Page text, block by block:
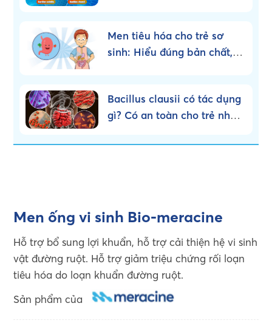
Men tiêu hóa cho trẻ sơ
sinh: Hiểu đúng bản chất,
Bacillus clausii có tác dụng
gì? Có an toàn cho trẻ nhỏ
Men ống vi sinh Bio-meracine
Hỗ trợ bổ sung lợi khuẩn, hỗ trợ cải thiện hệ vi sinh
vật đường ruột. Hỗ trợ giảm triệu chứng rối loạn
tiêu hóa do loạn khuẩn đường ruột.
Sản phẩm của